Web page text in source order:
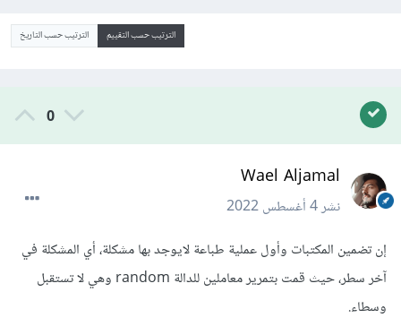
الترتيب حسب التقييم الترتيب حسب التاريخ
0
Wael Aljamal
نشر4 أغسطس 2022
إن تضمين المكتبات وأول عملية طباعة لايوجد بها مشكلة، أي المشكلة في
آخر سطر، حيث قمت بتمرير معاملين للدالة random وهي لا تستقبل
وسطاء.